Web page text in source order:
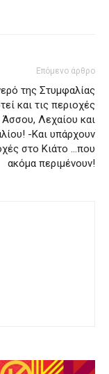
Επόμενο άρθρο
της Στυμφαλίας
και τις περιοχές
Άσσου, Λεχαίου και
-Και υπάρχουν
στο Κιάτο …που
ακόμα περιμένουν!